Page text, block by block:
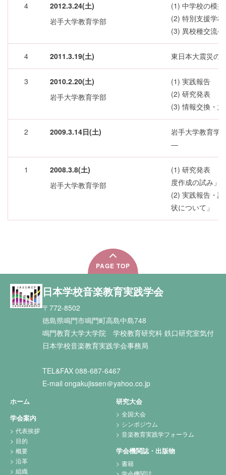
4
2012.3.24(土)
岩手大学教育学部
(1) 中学校の模
(2) 特別支援学
(3) 異校種交流
4 2011.3.19(土) 東日本大震災の
3
2010.2.20(土)
岩手大学教育学部
(1) 実践報告 「
(2) 研究発表 「
(3) 情報交換・
2 2009.3.14日(土)
岩手大学教育学
―
1
2008.3.8(土)
岩手大学教育学部
(1) 研究発表 「
度作成の試み」
(2) 実践報告・
状について」
PAGE TOP
日本学校音楽教育実践学会
〒772-8502
徳島県鳴門市鳴門町高島中島748
鳴門教育大学大学院 学校教育研究科 鉄口研究室気付
日本学校音楽教育実践学会事務局
TEL&FAX 088-687-6467
E-mail ongakujissen＠yahoo.co.jp
ホーム
学会案内
代表挨拶
目的
概要
沿革
組織
研究大会
全国大会
シンポジウム
音楽教育実践学フォーラム
学会機関誌・出版物
書籍
学会機関誌